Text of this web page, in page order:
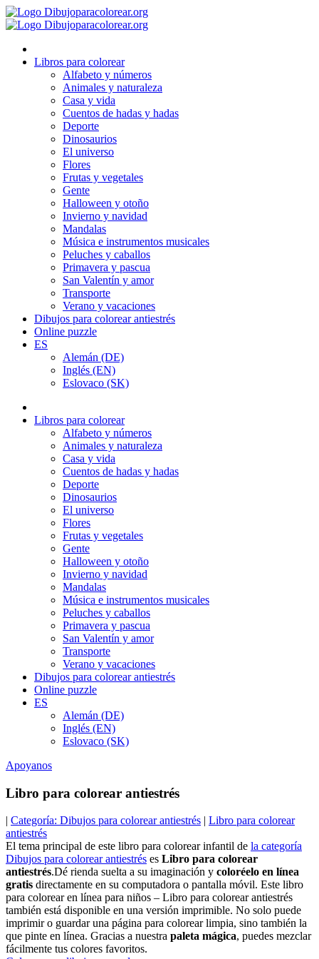
Ir
al
Libros para colorear
Alfabeto y números
Animales y naturaleza
Casa y vida
Cuentos de hadas y hadas
Deporte
Dinosaurios
El universo
Flores
Frutas y vegetales
Gente
Halloween y otoño
Invierno y navidad
Mandalas
Música e instrumentos musicales
Peluches y caballos
Primavera y pascua
San Valentín y amor
Transporte
Verano y vacaciones
Dibujos para colorear antiestrés
Online puzzle
ES
Alemán (DE)
Inglés (EN)
Eslovaco (SK)
Libros para colorear
Alfabeto y números
Animales y naturaleza
Casa y vida
Cuentos de hadas y hadas
Deporte
Dinosaurios
El universo
Flores
Frutas y vegetales
Gente
Halloween y otoño
Invierno y navidad
Mandalas
Música e instrumentos musicales
Peluches y caballos
Primavera y pascua
San Valentín y amor
Transporte
Verano y vacaciones
Dibujos para colorear antiestrés
Online puzzle
ES
Alemán (DE)
Inglés (EN)
Eslovaco (SK)
Apoyanos
Libro para colorear antiestrés
| Categoría: Dibujos para colorear antiestrés | Libro para colorear
antiestrés
El tema principal de este libro para colorear infantil de la categoría
Dibujos para colorear antiestrés es Libro para colorear
antiestrés.Dé rienda suelta a su imaginación y coloréelo en línea
gratis directamente en su computadora o pantalla móvil. Este libro
para colorear en línea para niños – Libro para colorear antiestrés
también está disponible en una versión imprimible. No solo puede
imprimir o guardar una página para colorear limpia, sino también la
que pinte en línea. Gracias a nuestra paleta mágica, puedes mezclar
fácilmente tus colores favoritos.